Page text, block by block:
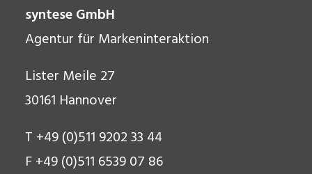
synteseGmbH
Agentur für Markeninteraktion
Lister Meile 27
30161 Hannover
T +49 (0)511 9202 33 44
F +49 (0)511 6539 07 86